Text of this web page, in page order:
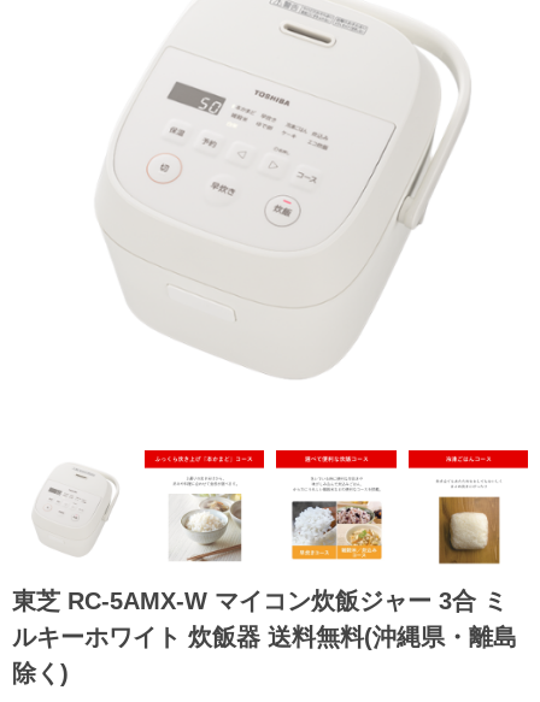
東芝 RC-5AMX-W マイコン炊飯ジャー 3合 ミ
ルキーホワイト 炊飯器 送料無料(沖縄県・離島
除く)